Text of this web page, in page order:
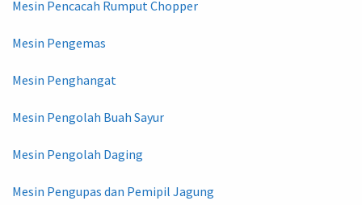
Mesin Pencacah Rumput Chopper
Mesin Pengemas
Mesin Penghangat
Mesin Pengolah Buah Sayur
Mesin Pengolah Daging
Mesin Pengupas dan Pemipil Jagung